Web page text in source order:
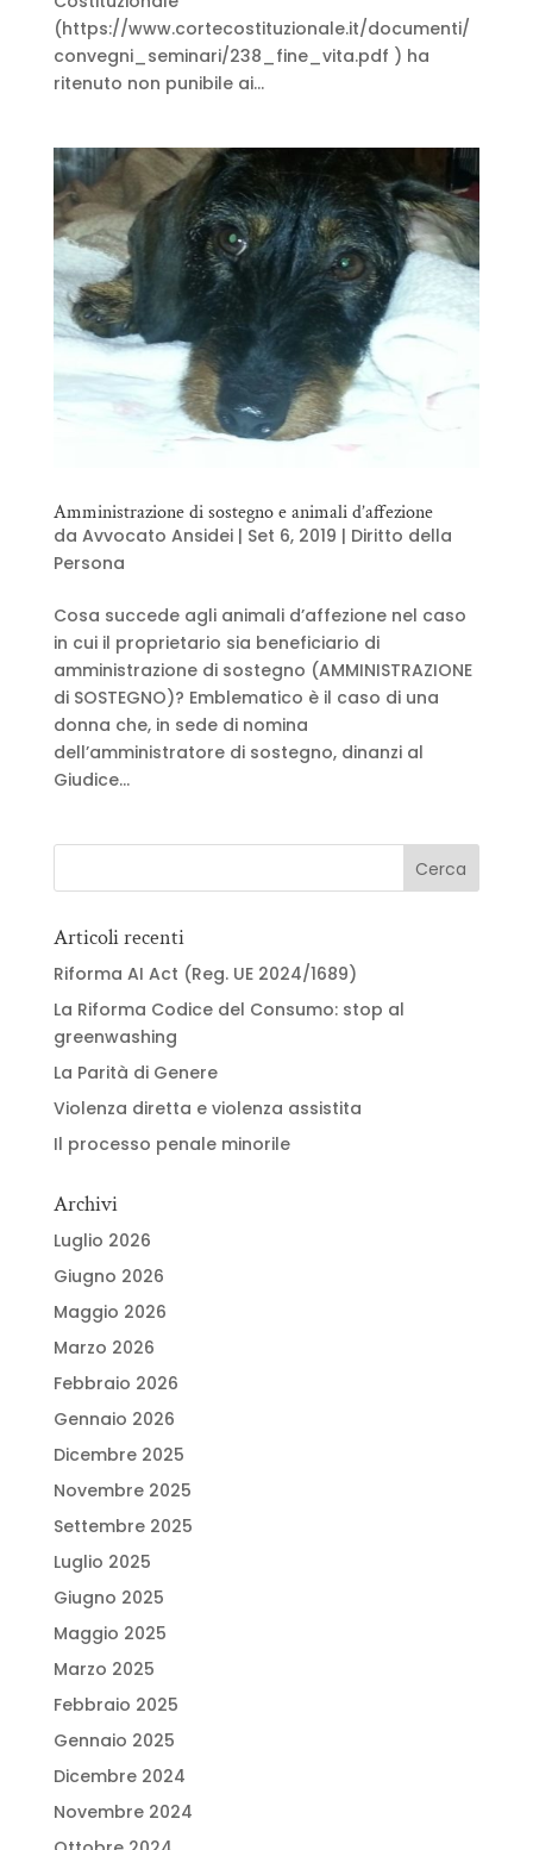
(https://www.cortecostituzionale.it/documenti/
convegni_seminari/238_fine_vita.pdf ) ha
ritenuto non punibile ai...
Amministrazione di sostegno e animali d’affezione
da Avvocato Ansidei| Set 6, 2019 | Diritto della
Persona
Cosa succede agli animali d’affezione nel caso
in cui il proprietario sia beneficiario di
amministrazione di sostegno (AMMINISTRAZIONE
di SOSTEGNO)? Emblematico è il caso di una
donna che, in sede di nomina
dell’amministratore di sostegno, dinanzi al
Giudice...
Articoli recenti
Riforma AI Act (Reg. UE 2024/1689)
La Riforma Codice del Consumo: stop al
greenwashing
La Parità di Genere
Violenza diretta e violenza assistita
Il processo penale minorile
Archivi
Luglio 2026
Giugno 2026
Maggio 2026
Marzo 2026
Febbraio 2026
Gennaio 2026
Dicembre 2025
Novembre 2025
Settembre 2025
Luglio 2025
Giugno 2025
Maggio 2025
Marzo 2025
Febbraio 2025
Gennaio 2025
Dicembre 2024
Novembre 2024